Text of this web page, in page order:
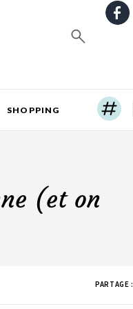
SHOPPING
(et on
PARTAGE :